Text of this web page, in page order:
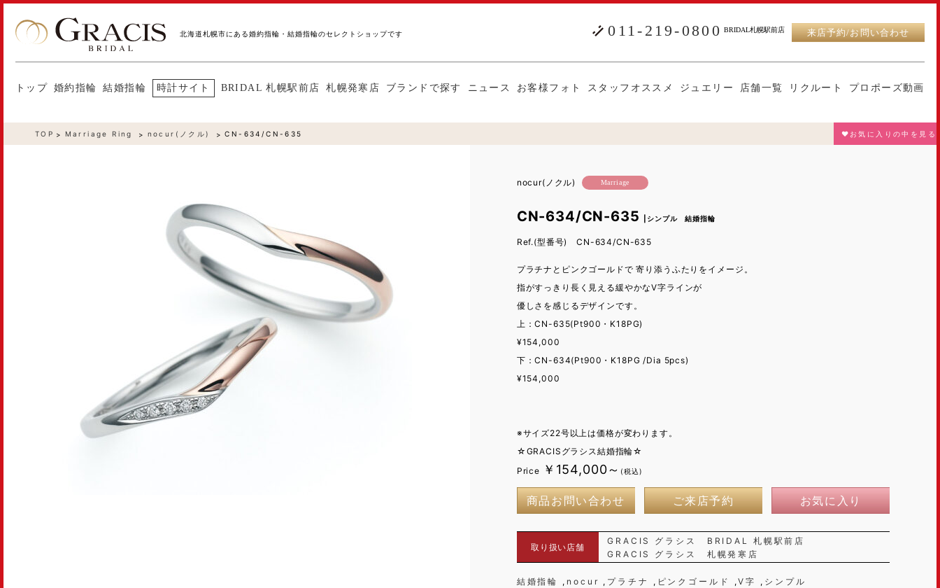
北海道札幌市にある婚約指輪・結婚指輪のセレクトショップです 011-219-0800 BRIDAL札幌駅前店 来店予約/お問い合わせ
トップ 婚約指輪 結婚指輪 時計サイト BRIDAL 札幌駅前店 札幌発寒店 ブランドで探す ニュース お客様フォト スタッフオススメ ジュエリー 店舗一覧 リクルート プロポーズ動画
TOP Marriage Ring nocur(ノクル) CN-634/CN-635 ♥お気に入りの中を見る
nocur(ノクル) Marriage
CN-634/CN-635 |シンプル 結婚指輪
Ref.(型番号) CN-634/CN-635
プラチナとピンクゴールドで 寄り添うふたりをイメージ。
指がすっきり長く見える緩やかなV字ラインが
優しさを感じるデザインです。
上：CN-635(Pt900・K18PG)
¥154,000
下：CN-634(Pt900・K18PG /Dia 5pcs)
¥154,000
※サイズ22号以上は価格が変わります。
☆GRACISグラシス結婚指輪☆
Price ￥154,000～ (税込)
商品お問い合わせ ご来店予約 お気に入り
取り扱い店舗
GRACIS グラシス BRIDAL 札幌駅前店
GRACIS グラシス 札幌発寒店
結婚指輪 nocur プラチナ ピンクゴールド V字 シンプル